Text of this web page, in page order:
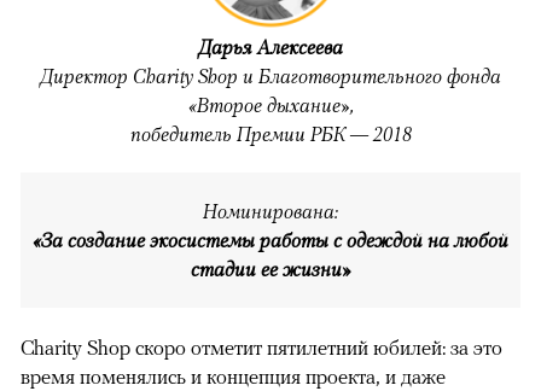
Дарья Алексеева
Директор Charity Shop и Благотворительного фонда
«Второе дыхание»,
победитель Премии РБК — 2018
Номинирована:
«За создание экосистемы работы с одеждой на любой
стадии ее жизни»
Charity Shop скоро отметит пятилетний юбилей: за это
время поменялись и концепция проекта, и даже